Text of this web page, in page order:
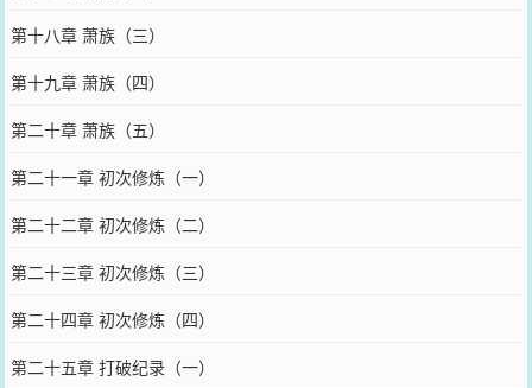
第十八章 萧族（三）
第十九章 萧族（四）
第二十章 萧族（五）
第二十一章 初次修炼（一）
第二十二章 初次修炼（二）
第二十三章 初次修炼（三）
第二十四章 初次修炼（四）
第二十五章 打破纪录（一）